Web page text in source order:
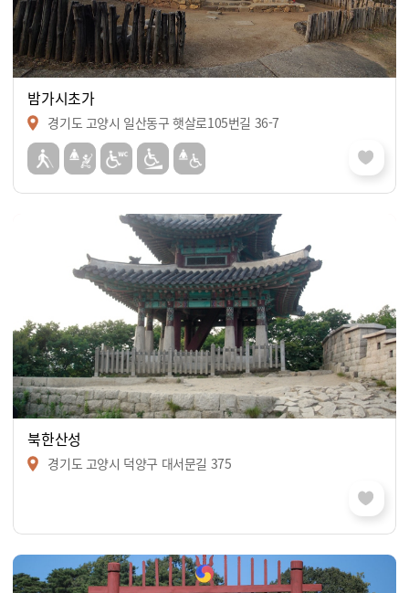
밤가시초가
경기도 고양시 일산동구 햇살로105번길 36-7
북한산성
경기도 고양시 덕양구 대서문길 375